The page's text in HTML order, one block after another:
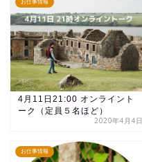
お仕事情報
4月11日21:00 オンライント
ーク（定員５名ほど）
2020年4月4日
お仕事情報